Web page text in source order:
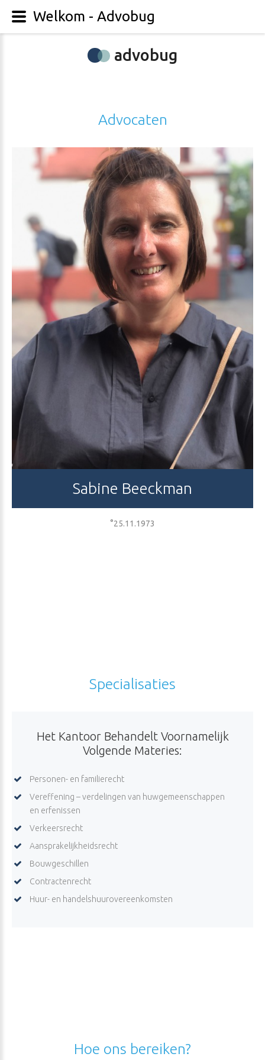
advobug
Advocaten
Sabine Beeckman
°25.11.1973
Specialisaties
Het Kantoor Behandelt Voornamelijk
Volgende Materies:
Personen- en familierecht
Vereffening – verdelingen van huwgemeenschappen
en erfenissen
Verkeersrecht
Aansprakelijkheidsrecht
Bouwgeschillen
Contractenrecht
Huur- en handelshuurovereenkomsten
Hoe ons bereiken?
Welkom - Advobug